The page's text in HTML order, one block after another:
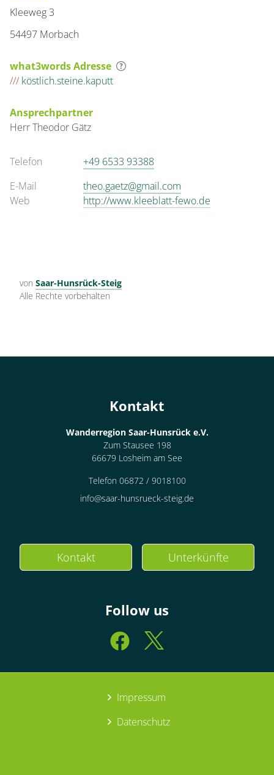
Kleeweg 3
54497 Morbach
what3words Adresse
/// köstlich.steine.kaputt
Ansprechpartner
HerrTheodor Gätz
Telefon
+49 6533 93388
E-Mail
theo.gaetz@gmail.com
Web
http://www.kleeblatt-fewo.de
von Saar-Hunsrück-Steig
Alle Rechte vorbehalten
Kontakt
Wanderregion Saar-Hunsrück e.V.
Zum Stausee 198
66679 Losheim am See
Telefon 06872 / 9018100
info@saar-hunsrueck-steig.de
Kontakt Unterkünfte
Follow us
Impressum
Datenschutz